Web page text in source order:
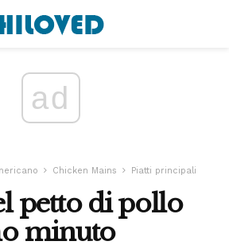
ad
Chicken Mains Piatti principali
petto di pollo
minuto